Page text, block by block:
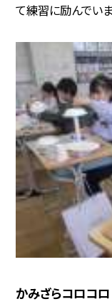
て練習に励んでい
かみざらコロコロ